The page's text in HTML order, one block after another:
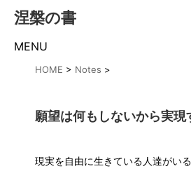
涅槃の書
MENU
HOME > Notes >
願望は何もしないから実現
現実を自由に生きている人達がいる